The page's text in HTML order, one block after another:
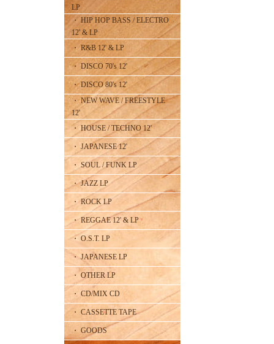
LP
・ HIP HOP BASS / ELECTRO
12' & LP
・ R&B 12' & LP
・ DISCO 70's 12'
・ DISCO 80's 12'
・ NEW WAVE / FREESTYLE
12'
・ HOUSE / TECHNO 12'
・ JAPANESE 12'
・ SOUL / FUNK LP
・ JAZZ LP
・ ROCK LP
・ REGGAE 12' & LP
・ O.S.T. LP
・ JAPANESE LP
・ OTHER LP
・ CD/MIX CD
・ CASSETTE TAPE
・ GOODS